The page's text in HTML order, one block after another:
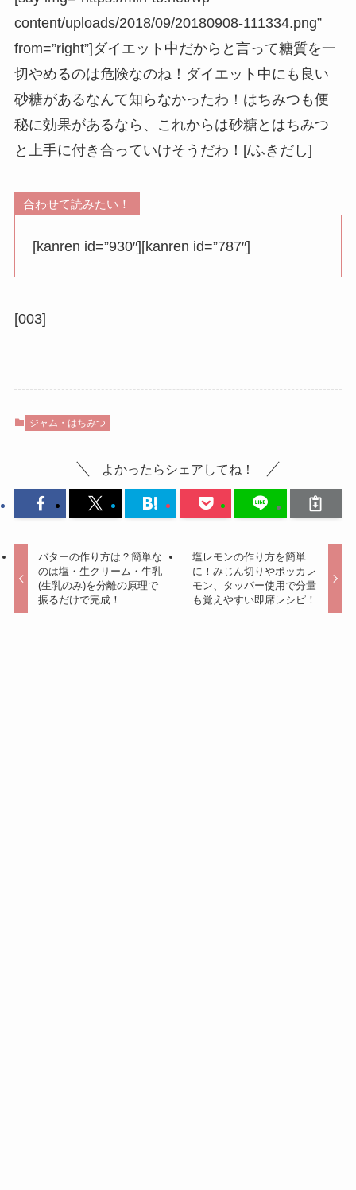
content/uploads/2018/09/20180908-111334.png”
from=”right”]ダイエット中だからと言って糖質を一
切やめるのは危険なのね！ダイエット中にも良い
砂糖があるなんて知らなかったわ！はちみつも便
秘に効果があるなら、これからは砂糖とはちみつ
と上手に付き合っていけそうだわ！[/ふきだし]
合わせて読みたい！
[kanren id=”930″][kanren id=”787″]
[003]
ジャム・はちみつ
よかったらシェアしてね！
バターの作り方は？簡単な
のは塩・生クリーム・牛乳
(生乳のみ)を分離の原理で
振るだけで完成！
塩レモンの作り方を簡単
に！みじん切りやポッカレ
モン、タッパー使用で分量
も覚えやすい即席レシピ！